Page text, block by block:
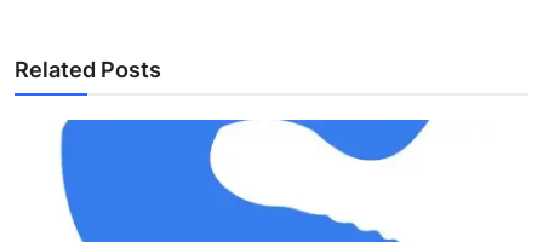
Related Posts